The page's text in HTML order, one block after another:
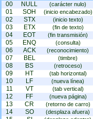
00 NULL (carácter nulo)
01 SOH (inicio encabezado)
02 STX (inicio texto)
03 ETX (fin de texto)
04 EOT (fin transmisión)
05 ENQ (consulta)
06 ACK (reconocimiento)
07 BEL (timbre)
08 BS (retroceso)
09 HT (tab horizontal)
10 LF (nueva línea)
11 VT (tab vertical)
12 FF (nueva página)
13 CR (retorno de carro)
14 SO (desplaza afuera)